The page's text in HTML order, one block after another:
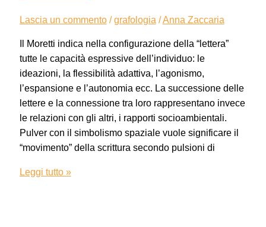
Lascia un commento /grafologia /Anna Zaccaria
Il Moretti indica nella configurazione della “lettera”
tutte le capacità espressive dell’individuo: le
ideazioni, la flessibilità adattiva, l’agonismo,
l’espansione e l’autonomia ecc. La successione delle
lettere e la connessione tra loro rappresentano invece
le relazioni con gli altri, i rapporti socioambientali.
Pulver con il simbolismo spaziale vuole significare il
“movimento” della scrittura secondo pulsioni di
Leggi tutto »